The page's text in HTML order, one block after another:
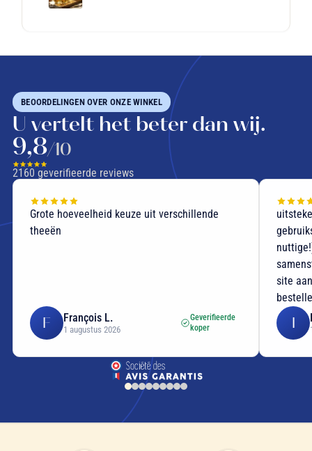
BEOORDELINGEN OVER ONZE WINKEL
U vertelt het beter dan wij.
9,8/10
2160 geverifieerde reviews
Grote hoeveelheid keuze uit verschillende
theeën
F François L.
1 augustus 2026
Geverifieerde
koper
site
I